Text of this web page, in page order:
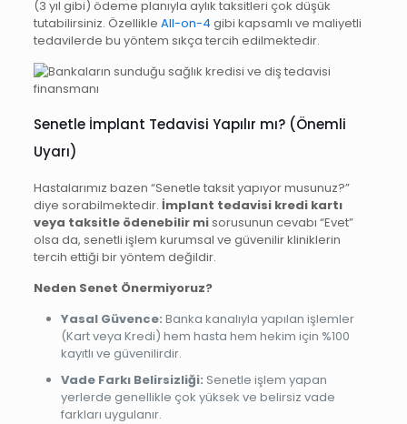
(3 yıl gibi) ödeme planıyla aylık taksitleri çok düşük
tutabilirsiniz. Özellikle All-on-4 gibi kapsamlı ve maliyetli
tedavilerde bu yöntem sıkça tercih edilmektedir.
Senetle İmplant Tedavisi Yapılır mı? (Önemli
Uyarı)
Hastalarımız bazen “Senetle taksit yapıyor musunuz?”
diye sorabilmektedir. İmplant tedavisi kredi kartı
veya taksitle ödenebilir misorusunun cevabı “Evet”
olsa da, senetli işlem kurumsal ve güvenilir kliniklerin
tercih ettiği bir yöntem değildir.
Neden Senet Önermiyoruz?
Yasal Güvence: Banka kanalıyla yapılan işlemler
(Kart veya Kredi) hem hasta hem hekim için %100
kayıtlı ve güvenilirdir.
Vade Farkı Belirsizliği: Senetle işlem yapan
yerlerde genellikle çok yüksek ve belirsiz vade
farkları uygulanır.